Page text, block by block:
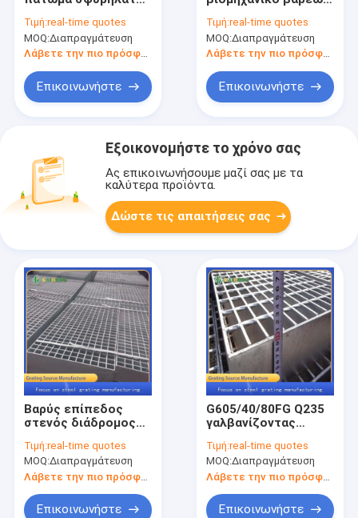
πεζών πάτωμα
μετάλλων για
γεωργικό
Τιμή:real-time quotes
MOQ:Διαπραγμάτευση
Λάβετε την πιο πρόσφατη τιμή
Επικοινωνήστε
κιγκλίδωμα στενών
διαδρόμων
μετάλλων σχαρών
Τιμή:real-time quotes
MOQ:Διαπραγμάτευση
Λάβετε την πιο πρόσφατη τιμή
Επικοινωνήστε
Εξοικονομήστε το χρόνο σας
Ας επικοινωνήσουμε μαζί σας με τα
καλύτερα προϊόντα.
Δώστε τις απαιτήσεις σας
Βαρύς επίπεδος
στενός διάδρομος
πιάτων
κιγκλιδωμάτων
φραγμών τύπων
φορτίων
γαλβανισμένος
Τιμή:real-time quotes
MOQ:Διαπραγμάτευση
Λάβετε την πιο πρόσφατη τιμή
Επικοινωνήστε
G605/40/80FG Q235
γαλβανίζοντας
ασφάλειας βαρέων
καθηκόντων για τη
βιομηχανία
Τιμή:real-time quotes
MOQ:Διαπραγμάτευση
Επικοινωνήστε